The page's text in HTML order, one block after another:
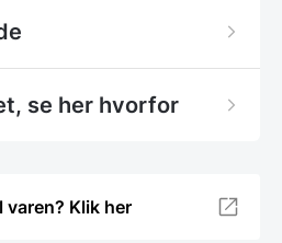
se her hvorfor
varen? Klik her